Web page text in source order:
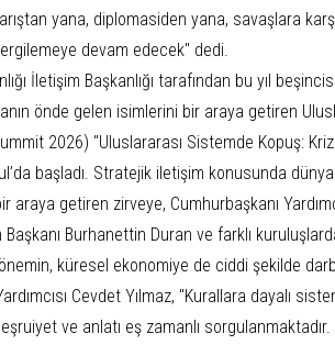
yana, diplomasiden yana, savaşlara
devam edecek" dedi.
İletişim Başkanlığı tarafından bu yıl
önde gelen isimlerini bir araya getiren
2026) "Uluslararası Sistemde Kopuş:
başladı. Stratejik iletişim konusunda
araya getiren zirveye, Cumhurbaşkanı
Başkanı Burhanettin Duran ve farklı
küresel ekonomiye de ciddi şekilde
Cevdet Yılmaz, "Kurallara dayalı
ve anlatı eş zamanlı